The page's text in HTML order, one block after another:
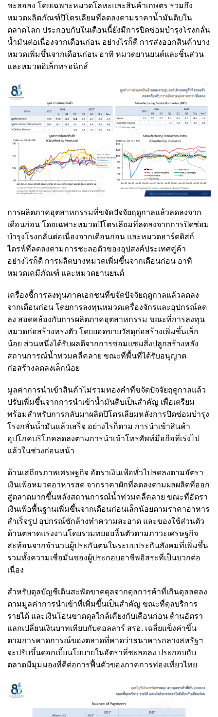
ชะลอลง โดยเฉพาะหมวดโลหะและสินค้าเกษตร รวมถึง
หมวดผลิตภัณฑ์ปิโตรเลียมที่ลดลงตามราคาน้ำมันดิบใน
ตลาดโลก ประกอบกับในเดือนนี้ยังมีการปิดซ่อมบำรุงโรงกลั่น
น้ำมันต่อเนื่องจากเดือนก่อน อย่างไรก็ดี การส่งออกสินค้าบาง
หมวดเพิ่มขึ้นจากเดือนก่อน อาทิ หมวดยานยนต์และชิ้นส่วน
และหมวดอิเล็กทรอนิกส์
การผลิตภาคอุตสาหกรรมที่ขจัดปัจจัยฤดูกาลแล้วลดลงจาก
เดือนก่อน โดยเฉพาะหมวดปิโตรเลียมที่ลดลงจากการปิดซ่อม
บำรุงโรงกลั่นต่อเนื่องจากเดือนก่อน และหมวดฮาร์ดดิสก์
ไดรฟ์ที่ลดลงตามการชะลอตัวของอุปสงค์ประเทศคู่ค้า
อย่างไรก็ดี การผลิตบางหมวดเพิ่มขึ้นจากเดือนก่อน อาทิ
หมวดเคมีภัณฑ์ และหมวดยานยนต์
เครื่องชี้การลงทุนภาคเอกชนที่ขจัดปัจจัยฤดูกาลแล้วลดลง
จากเดือนก่อน โดยการลงทุนหมวดเครื่องจักรและอุปกรณ์ลด
ลง สอดคล้องกับการผลิตภาคอุตสาหกรรม ขณะที่การลงทุน
หมวดก่อสร้างทรงตัว โดยยอดขายวัสดุก่อสร้างเพิ่มขึ้นเล็ก
น้อย ส่วนหนึ่งได้รับผลดีจากการซ่อมแซมสิ่งปลูกสร้างหลัง
สถานการณ์น้ำท่วมคลี่คลาย ขณะที่พื้นที่ได้รับอนุญาต
ก่อสร้างลดลงเล็กน้อย
มูลค่าการนำเข้าสินค้าไม่รวมทองคำที่ขจัดปัจจัยฤดูกาลแล้ว
ปรับเพิ่มขึ้นจากการนำเข้าน้ำมันดิบเป็นสำคัญ เพื่อเตรียม
พร้อมสำหรับการกลับมาผลิตปิโตรเลียมหลังการปิดซ่อมบำรุง
โรงกลั่นน้ำมันแล้วเสร็จ อย่างไรก็ตาม การนำเข้าสินค้า
อุปโภคบริโภคลดลงตามการนำเข้าโทรศัพท์มือถือที่เร่งไป
แล้วในช่วงก่อนหน้า
ด้านเสถียรภาพเศรษฐกิจ อัตราเงินเฟ้อทั่วไปลดลงตามอัตรา
เงินเฟ้อหมวดอาหารสด จากราคาผักที่ลดลงตามผลผลิตที่ออก
สู่ตลาดมากขึ้นหลังสถานการณ์น้ำท่วมคลี่คลาย ขณะที่อัตรา
เงินเฟ้อพื้นฐานเพิ่มขึ้นจากเดือนก่อนเล็กน้อยตามราคาอาหาร
สำเร็จรูป อุปกรณ์ซักล้างทำความสะอาด และของใช้ส่วนตัว
ด้านตลาดแรงงานโดยรวมทยอยฟื้นตัวตามภาวะเศรษฐกิจ
สะท้อนจากจำนวนผู้ประกันตนในระบบประกันสังคมที่เพิ่มขึ้น
รวมทั้งความเชื่อมั่นของผู้ประกอบอาชีพอิสระที่เป็นบวกต่อ
เนื่อง
สำหรับดุลบัญชีเดินสะพัดขาดดุลจากดุลการค้าที่เกินดุลลดลง
ตามมูลค่าการนำเข้าที่เพิ่มขึ้นเป็นสำคัญ ขณะที่ดุลบริการ
รายได้ และเงินโอนขาดดุลใกล้เคียงกับเดือนก่อน ด้านอัตรา
แลกเปลี่ยนเงินบาทเทียบกับดอลลาร์ สรอ. เฉลี่ยแข็งค่าขึ้น
ตามการคาดการณ์ของตลาดที่คาดว่าธนาคารกลางสหรัฐฯ
จะปรับขึ้นดอกเบี้ยนโยบายในอัตราที่ชะลอลง ประกอบกับ
ตลาดมีมุมมองที่ดีต่อการฟื้นตัวของภาคการท่องเที่ยวไทย